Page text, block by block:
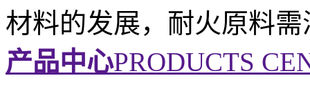
材料的发展，耐火原料
产品中心PRODUCTS